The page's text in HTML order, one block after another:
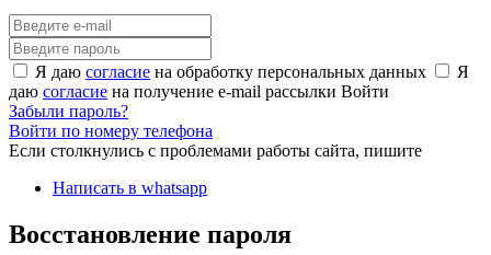
Я даю согласие на обработку персональных данных
Я
даю согласие на получение e-mail рассылки Войти
Забыли пароль?
Войти по номеру телефона
Если столкнулись с проблемами работы сайта, пишите
Написать в whatsapp
Восстановление пароля